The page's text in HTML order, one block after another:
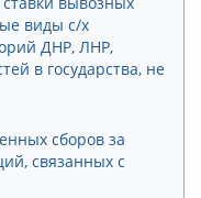
виды с/х
ДНР, ЛНР,
в государства, не
сборов за
связанных с